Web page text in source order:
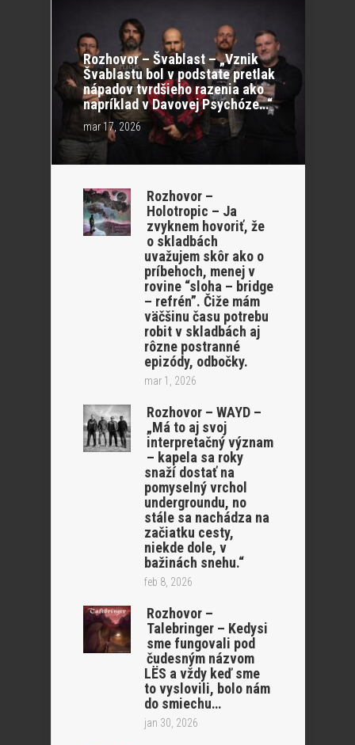
Rozhovor – Švablast – „Vznik
Švablastu bol v podstate pretlak
nápadov tvrdšieho razenia ako
napríklad v Davovej Psychóze…“
mar 17, 2026
Rozhovor –
Holotropic – Ja
zvyknem hovoriť, že
o skladbách
uvažujem skôr ako o
príbehoch, menej v
rovine “sloha – bridge
– refrén”. Čiže mám
väčšinu času potrebu
robit v skladbách aj
rôzne postranné
epizódy, odbočky.
mar 1, 2026
Rozhovor – WAYD –
„Má to aj svoj
interpretačný význam
– kapela sa roky
snaží dostať na
pomyselný vrchol
undergroundu, no
stále sa nachádza na
začiatku cesty,
niekde dole, v
bažinách snehu.“
feb 8, 2026
Rozhovor –
Talebringer – Kedysi
sme fungovali pod
čudesným názvom
LËS a vždy keď sme
to vyslovili, bolo nám
do smiechu…
jan 30, 2026